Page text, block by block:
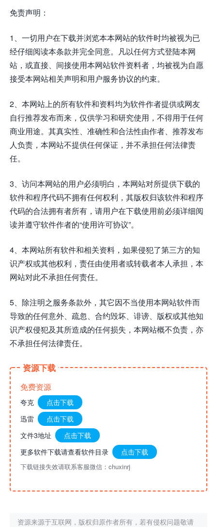
免责声明：
1、一切用户在下载并浏览本本网站的软件时均被视为已
经仔细阅读本条款并完全同意。凡以任何方式登陆本网
站，或直接、间接使用本网站软件资料者，均被视为自愿
接受本网站相关声明和用户服务协议的约束。
2、本网站上的所有软件和资料均为软件作者提供或网友
自行推荐发布而来，仅供学习和研究使用，不得用于任何
商业用途。其真实性、准确性和合法性由作者、推荐发布
人负责，本网站不提供任何保证，并不承担任何法律责
任。
3、访问本网站的用户必须明白，本网站对所提供下载的
软件和程序代码不拥有任何权利，其版权归该软件和程序
代码的合法拥有者所有，请用户在下载使用前必须详细阅
读并遵守软件作者的“使用许可协议”。
4、本网站所有软件和相关资料，如果侵犯了第三方的知
识产权或其他权利，责任由使用者或转载者本人承担，本
网站对此不承担任何责任。
5、除注明之服务条款外，其它因不当使用本网站软件而
导致的任何意外、疏忽、合约毁坏、诽谤、版权或其他知
识产权侵犯及其所造成的任何损失，本网站概不负责，亦
不承担任何法律责任。
资源下载
免费资源
夸克
点击下载
迅雷
点击下载
文件3地址
点击下载
更多软件下载请查看软件目录
点击下载
下载链接失效请联系客服微信：chuxinrj
资源来源于互联网，版权归原作者所有，若有侵权问题敬请